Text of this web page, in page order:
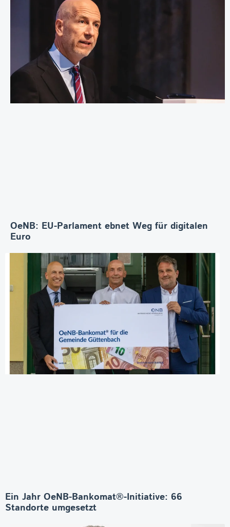
OeNB: EU-Parlament ebnet Weg für digitalen
Euro
Ein Jahr OeNB-Bankomat®-Initiative: 66
Standorte umgesetzt